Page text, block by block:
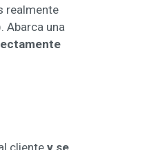
realmente
Abarca una
clientey se